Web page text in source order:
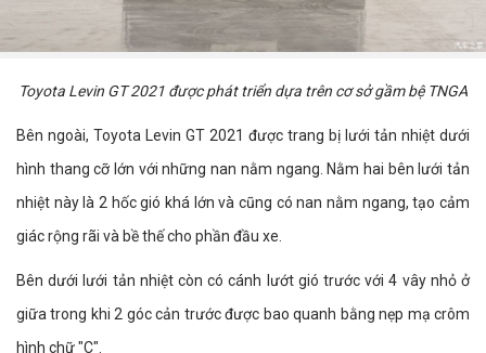
Toyota Levin GT 2021 được phát triển dựa trên cơ sở gầm bệ TNGA
Bên ngoài, Toyota Levin GT 2021 được trang bị lưới tản nhiệt dưới
hình thang cỡ lớn với những nan nằm ngang. Nằm hai bên lưới tản
nhiệt này là 2 hốc gió khá lớn và cũng có nan nằm ngang, tạo cảm
giác rộng rãi và bề thế cho phần đầu xe.
Bên dưới lưới tản nhiệt còn có cánh lướt gió trước với 4 vây nhỏ ở
giữa trong khi 2 góc cản trước được bao quanh bằng nẹp mạ crôm
hình chữ "C".